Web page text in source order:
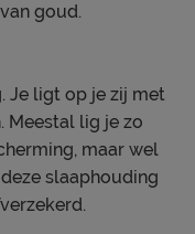
goud.
Je ligt op je zij met
Meestal lig je zo
maar wel
slaaphouding